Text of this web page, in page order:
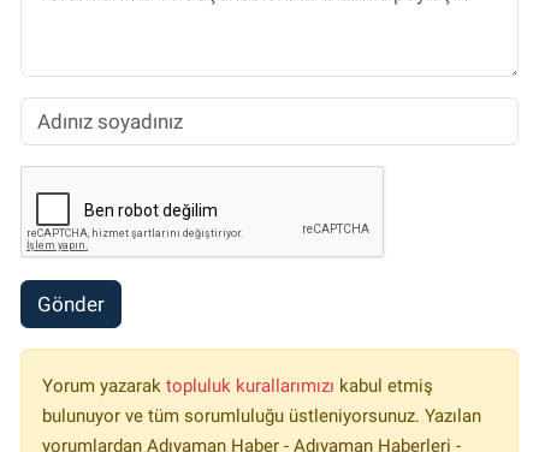
Gönder
Yorum yazarak topluluk kurallarımızı kabul etmiş
bulunuyor ve tüm sorumluluğu üstleniyorsunuz. Yazılan
yorumlardan Adıyaman Haber - Adıyaman Haberleri -